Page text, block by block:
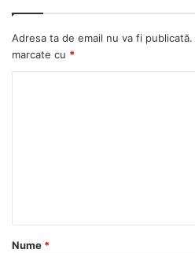
Adresa ta de email nu va fi publicată.
marcate cu *
Nume *